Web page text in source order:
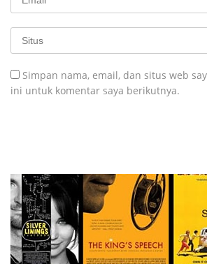
Simpan nama, email, dan situs web
ini untuk komentar saya berikutnya.